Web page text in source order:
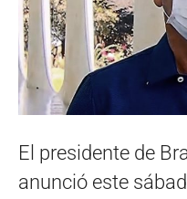
El presidente de
anunció este